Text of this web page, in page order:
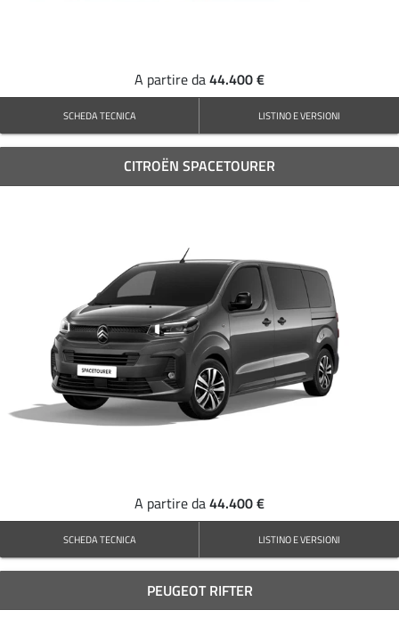
A partire da44.400 €
SCHEDA TECNICA LISTINO E VERSIONI
CITROËN SPACETOURER
A partire da44.400 €
SCHEDA TECNICA LISTINO E VERSIONI
PEUGEOT RIFTER